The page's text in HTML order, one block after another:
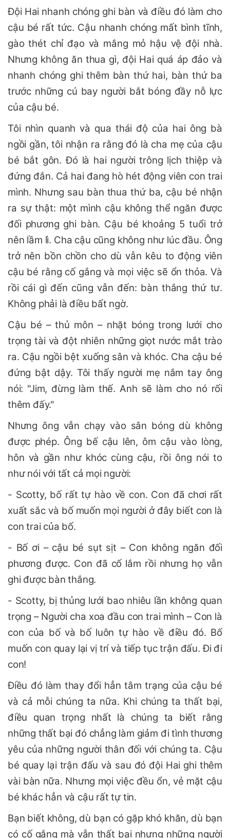
Đội Hai nhanh chóng ghi bàn và điều đó làm cho
cậu bé rất tức. Cậu nhanh chóng mất bình tĩnh,
gào thét chỉ đạo và mắng mỏ hậu vệ đội nhà.
Nhưng không ăn thua gì, đội Hai quá áp đảo và
nhanh chóng ghi thêm bàn thứ hai, bàn thứ ba
trước những cú bay người bắt bóng đầy nỗ lực
của cậu bé.
Tôi nhìn quanh và qua thái độ của hai ông bà
ngồi gần, tôi nhận ra rằng đó là cha mẹ của cậu
bé bắt gôn. Đó là hai người trông lịch thiệp và
đứng đắn. Cả hai đang hò hét động viên con trai
mình. Nhưng sau bàn thua thứ ba, cậu bé nhận
ra sự thật: một mình cậu không thể ngăn được
đối phương ghi bàn. Cậu bé khoảng 5 tuổi trở
nên lầm lì. Cha cậu cũng không như lúc đầu. Ông
trở nên bồn chồn cho dù vẫn kêu to động viên
cậu bé rằng cố gắng và mọi việc sẽ ổn thỏa. Và
rồi cái gì đến cũng vẫn đến: bàn thắng thứ tư.
Không phải là điều bất ngờ.
Cậu bé – thủ môn – nhặt bóng trong lưới cho
trọng tài và đột nhiên những giọt nước mắt trào
ra. Cậu ngồi bệt xuống sân và khóc. Cha cậu bé
đứng bật dậy. Tôi thấy người mẹ nắm tay ông
nói: "Jim, đừng làm thế. Anh sẽ làm cho nó rối
thêm đấy."
Nhưng ông vẫn chạy vào sân bóng dù không
được phép. Ông bế cậu lên, ôm cậu vào lòng,
hôn và gần như khóc cùng cậu, rồi ông nói to
như nói với tất cả mọi người:
- Scotty, bố rất tự hào về con. Con đã chơi rất
xuất sắc và bố muốn mọi người ở đây biết con là
con trai của bố.
- Bố ơi – cậu bé sụt sịt – Con không ngăn đối
phương được. Con đã cố lắm rồi nhưng họ vẫn
ghi được bàn thắng.
- Scotty, bị thủng lưới bao nhiêu lần không quan
trọng – Người cha xoa đầu con trai mình – Con là
con của bố và bố luôn tự hào về điều đó. Bố
muốn con quay lại vị trí và tiếp tục trận đấu. Đi đi
con!
Điều đó làm thay đổi hẳn tâm trạng của cậu bé
và cả mỗi chúng ta nữa. Khi chúng ta thất bại,
điều quan trọng nhất là chúng ta biết rằng
những thất bại đó chẳng làm giảm đi tình thương
yêu của những người thân đối với chúng ta. Cậu
bé quay lại trận đấu và sau đó đội Hai ghi thêm
vài bàn nữa. Nhưng mọi việc đều ổn, vẻ mặt cậu
bé khác hẳn và cậu rất tự tin.
Bạn biết không, dù bạn có gặp khó khăn, dù bạn
có cố gắng mà vẫn thất bại nhưng những người